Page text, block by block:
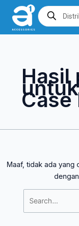
Lewati
konten
Products
search
Hasil
Case
Maaf, tidak ada yang
Cari
untuk: